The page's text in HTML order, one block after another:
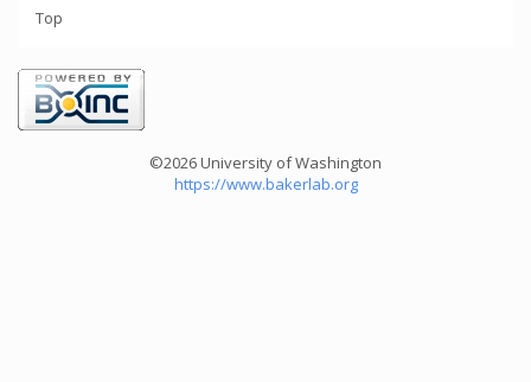
Top
©2026 University of Washington
https://www.bakerlab.org